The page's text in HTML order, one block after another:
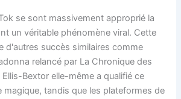
se sont massivement approprié la
un véritable phénomène viral. Cette
d'autres succès similaires comme
relancé par La Chronique des
Bextor elle-même a qualifié ce
magique, tandis que les plateformes de